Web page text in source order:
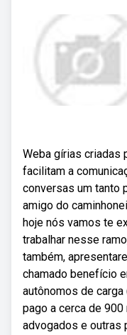
Weba gírias criadas
facilitam a
conversas um tanto
amigo do
hoje nós vamos te
trabalhar nesse
também,
chamado benefício
autônomos de
pago a cerca de
advogados e